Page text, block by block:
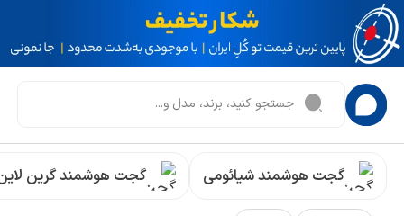
گجت هوشمند شیائومی گجت هوشمند گرین